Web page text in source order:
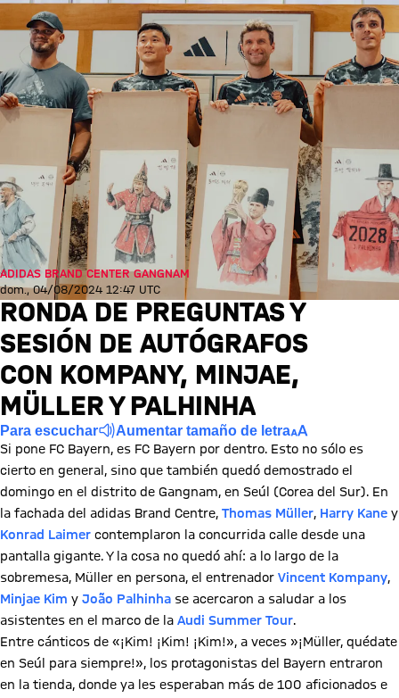
ADIDAS BRAND CENTER GANGNAM
dom., 04/08/2024 12:47 UTC
RONDA DE PREGUNTAS Y
SESIÓN DE AUTÓGRAFOS
CON KOMPANY, MINJAE,
MÜLLER Y PALHINHA
Para escuchar Aumentar tamaño de letra
Si pone FC Bayern, es FC Bayern por dentro. Esto no sólo es
cierto en general, sino que también quedó demostrado el
domingo en el distrito de Gangnam, en Seúl (Corea del Sur). En
la fachada del adidas Brand Centre, Thomas Müller, Harry Kane y
Konrad Laimer contemplaron la concurrida calle desde una
pantalla gigante. Y la cosa no quedó ahí: a lo largo de la
sobremesa, Müller en persona, el entrenador Vincent Kompany,
Minjae Kim y João Palhinha se acercaron a saludar a los
asistentes en el marco de la Audi Summer Tour.
Entre cánticos de «¡Kim! ¡Kim! ¡Kim!», a veces »¡Müller, quédate
en Seúl para siempre!», los protagonistas del Bayern entraron
en la tienda, donde ya les esperaban más de 100 aficionados e